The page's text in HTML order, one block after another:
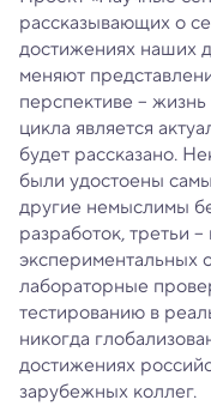
рассказывающих о
достижениях наших
меняют
перспективе –
цикла является
будет рассказано.
были удостоены
другие немыслимы
разработок, третьи
экспериментальных
лабораторные
тестированию в
никогда
достижениях
зарубежных коллег.